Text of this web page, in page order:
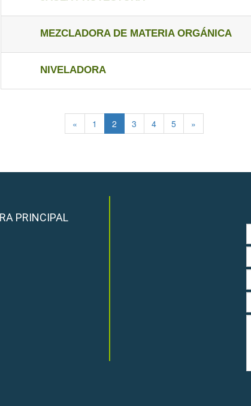
MEZCLADORA DE MATERIA ORGÁNICA
NIVELADORA
« 1 2 3 4 5 »
PRINCIPAL